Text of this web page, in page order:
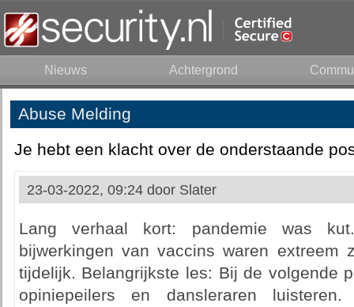
Nieuws Achtergrond
Abuse Melding
Je hebt een klacht over de onderstaande
23-03-2022, 09:24 door Slater
Lang verhaal kort: pandemie was
bijwerkingen van vaccins waren extreem
tijdelijk. Belangrijkste les: Bij de volgende
opiniepeilers en dansleraren